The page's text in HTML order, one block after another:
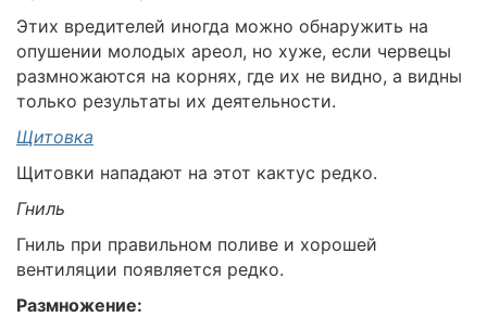
Этих вредителей иногда можно обнаружить на
опушении молодых ареол, но хуже, если червецы
размножаются на корнях, где их не видно, а видны
только результаты их деятельности.
Щитовка
Щитовки нападают на этот кактус редко.
Гниль
Гниль при правильном поливе и хорошей
вентиляции появляется редко.
Размножение: